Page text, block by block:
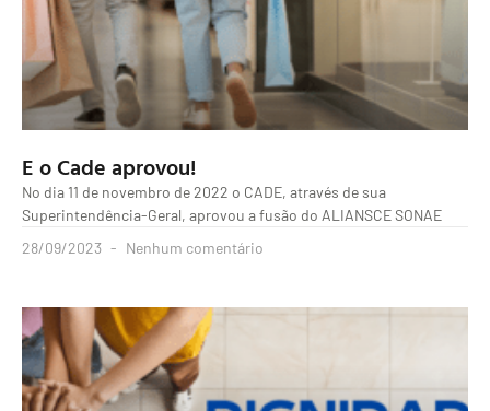
E o Cade aprovou!
No dia 11 de novembro de 2022 o CADE, através de sua
Superintendência-Geral, aprovou a fusão do ALIANSCE SONAE
28/09/2023
Nenhum comentário